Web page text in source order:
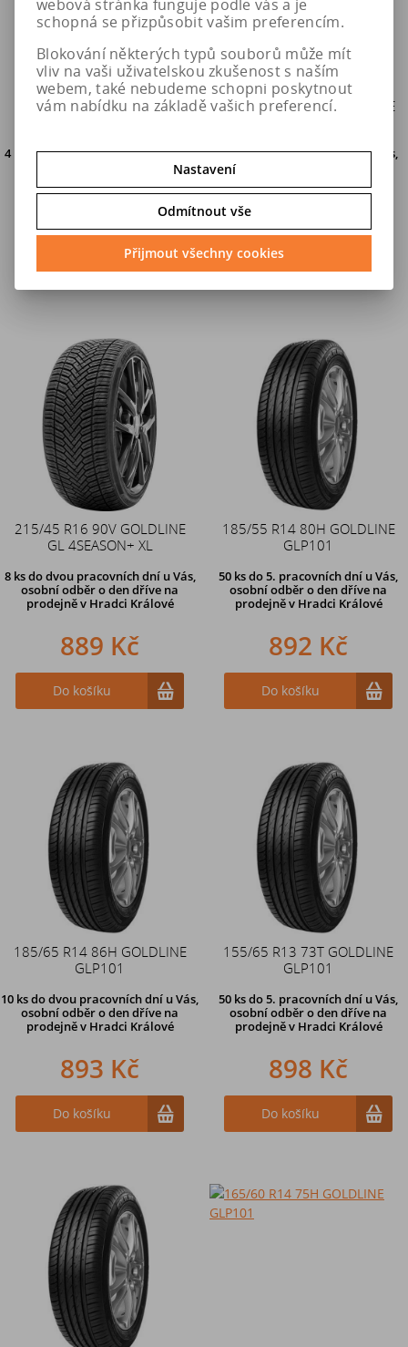
175/65 R14 90T GOLDLINE
4 ks
do dvou pracovních dní u Vás,
na
872 Kč
155/80 R12 88Q GOLDLINE
24 ksdo 5. pracovních dní u Vás,
osobní odběr o den dříve na
874 Kč
215/45 R16 90V GOLDLINE
GL 4SEASON+ XL
8 ks do dvou pracovních dní u Vás,
osobní odběr o den dříve na
prodejně v Hradci Králové
889 Kč
Do košíku
185/55 R14 80H GOLDLINE
GLP101
50 ksdo 5. pracovních dní u Vás,
osobní odběr o den dříve na
prodejněv Hradci Králové
892 Kč
Do košíku
185/65 R14 86H GOLDLINE
GLP101
10 ksdo dvou pracovních dní u Vás,
osobní odběr o den dříve na
prodejně v Hradci Králové
893 Kč
Do košíku
155/65 R13 73T GOLDLINE
GLP101
50 ksdo 5. pracovních dní u Vás,
osobní odběr o den dříve na
prodejněv Hradci Králové
898 Kč
Do košíku
webová stránka funguje podle vás a je
schopná se přizpůsobit vašim preferencím.
Blokování některých typů souborů může mít
vliv na vaši uživatelskou zkušenost s naším
webem, také nebudeme schopni poskytnout
vám nabídku na základě vašich preferencí.
Nastavení
Odmítnout vše
Přijmout všechny cookies